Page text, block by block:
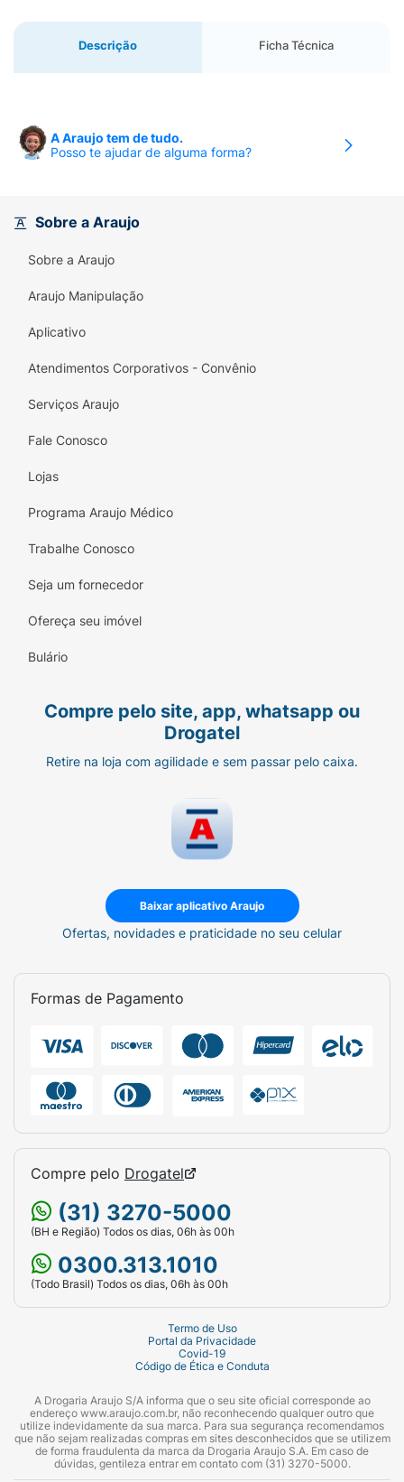
Descrição Ficha Técnica
A Araujo tem de tudo.
Posso te ajudar de alguma forma?
Sobre a Araujo
Sobre a Araujo
Araujo Manipulação
Aplicativo
Atendimentos Corporativos - Convênio
Serviços Araujo
Fale Conosco
Lojas
Programa Araujo Médico
Trabalhe Conosco
Seja um fornecedor
Ofereça seu imóvel
Bulário
Compre pelo site, app, whatsapp ou
Drogatel
Retire na loja com agilidade e sem passar pelo caixa.
Baixar aplicativo Araujo
Ofertas, novidades e praticidade no seu celular
Formas de Pagamento
Compre pelo Drogatel
(31) 3270-5000
(BH e Região) Todos os dias, 06h às 00h
0300.313.1010
(Todo Brasil) Todos os dias, 06h às 00h
Termo de Uso
Portal da Privacidade
Covid-19
Código de Ética e Conduta
A Drogaria Araujo S/A informa que o seu site oficial corresponde ao
endereço www.araujo.com.br, não reconhecendo qualquer outro que
utilize indevidamente da sua marca. Para sua segurança recomendamos
que não sejam realizadas compras em sites desconhecidos que se utilizem
de forma fraudulenta da marca da Drogaria Araujo S.A. Em caso de
dúvidas, gentileza entrar em contato com (31) 3270-5000.